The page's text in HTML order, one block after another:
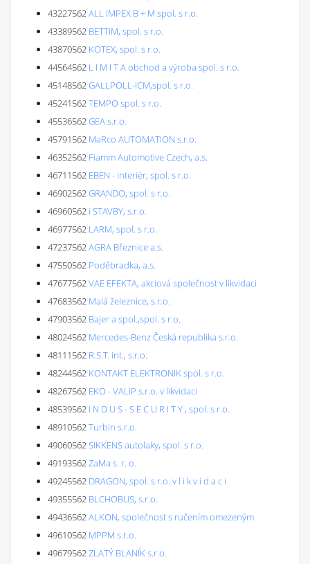
43227562ALL IMPEX B + M spol. s r.o.
43389562 BETTIM, spol. s r.o.
43870562 KOTEX, spol. s r.o.
44564562 L I M I T A obchod a výroba spol. s r.o.
45148562GALLPOLL-ICM,spol. s r.o.
45241562TEMPO spol. s r.o.
45536562GEA s.r.o.
45791562 MaRco AUTOMATION s.r.o.
46352562 Fiamm Automotive Czech, a.s.
46711562 EBEN - interiér, spol. s r.o.
46902562GRANDO, spol. s r.o.
46960562 i STAVBY, s.r.o.
46977562 LARM, spol. s r.o.
47237562AGRA Březnice a.s.
47550562 Poděbradka, a.s.
47677562VAE EFEKTA, akciová společnost v likvidaci
47683562 Malá železnice, s.r.o.
47903562 Bajer a spol.,spol. s r.o.
48024562 Mercedes-Benz Česká republika s.r.o.
48111562 R.S.T. int., s.r.o.
48244562 KONTAKT ELEKTRONIK spol. s r.o.
48267562 EKO - VALIP s.r.o. v likvidaci
48539562 I N D U S - S E C U R I T Y , spol. s r.o.
48910562Turbin s.r.o.
49060562SIKKENS autolaky, spol. s r.o.
49193562ZaMa s. r. o.
49245562 DRAGON, spol. s r.o. v l i k v i d a c i
49355562 BLCHOBUS, s.r.o.
49436562ALKON, společnost s ručením omezeným
49610562 MPPM s.r.o.
49679562ZLATÝ BLANÍK s.r.o.